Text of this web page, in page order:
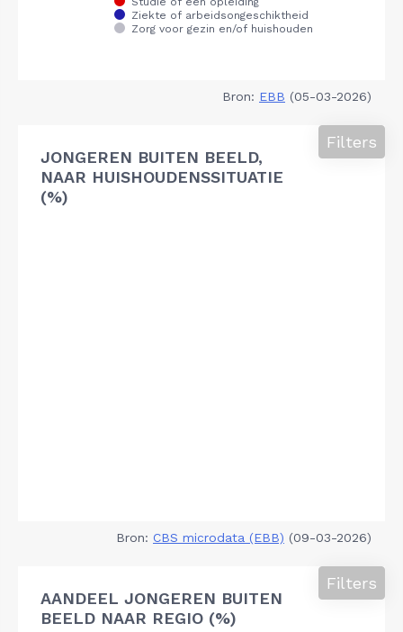
Bron: EBB (05-03-2026)
JONGEREN BUITEN BEELD,
NAAR HUISHOUDENSSITUATIE
(%)
Filters
Bron: CBS microdata (EBB) (09-03-2026)
AANDEEL JONGEREN BUITEN
BEELD NAAR REGIO (%)
Filters